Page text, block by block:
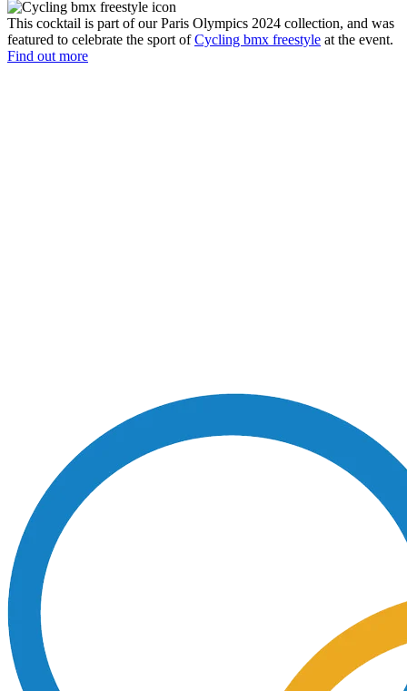
This cocktail is part of our Paris Olympics 2024 collection, and was
featured to celebrate the sport ofCycling bmx freestyle at the event.
Find out more